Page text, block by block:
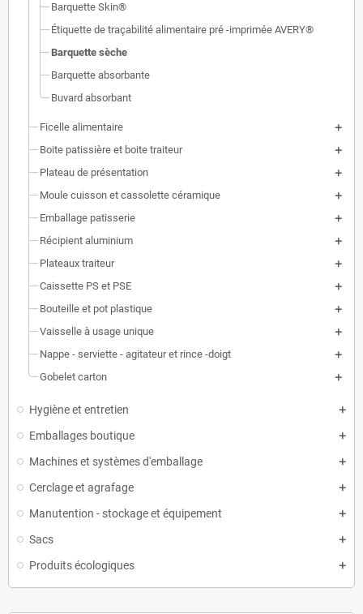
Barquette Skin®
Étiquette de traçabilité alimentaire pré -imprimée AVERY®
Barquette sèche
Barquette absorbante
Buvard absorbant
Ficelle alimentaire
Boite patissière et boite traiteur
Plateau de présentation
Moule cuisson et cassolette céramique
Emballage patisserie
Récipient aluminium
Plateaux traiteur
Caissette PS et PSE
Bouteille et pot plastique
Vaisselle à usage unique
Nappe - serviette - agitateur et rince -doigt
Gobelet carton
Hygiène et entretien
Emballages boutique
Machines et systèmes d'emballage
Cerclage et agrafage
Manutention - stockage et équipement
Sacs
Produits écologiques